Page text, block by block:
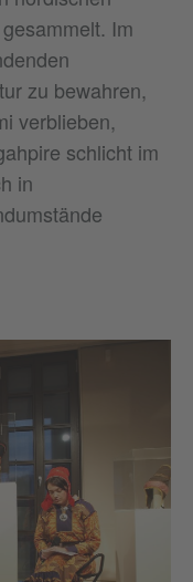
Im
zu bewahren,
verblieben,
schlicht im
in